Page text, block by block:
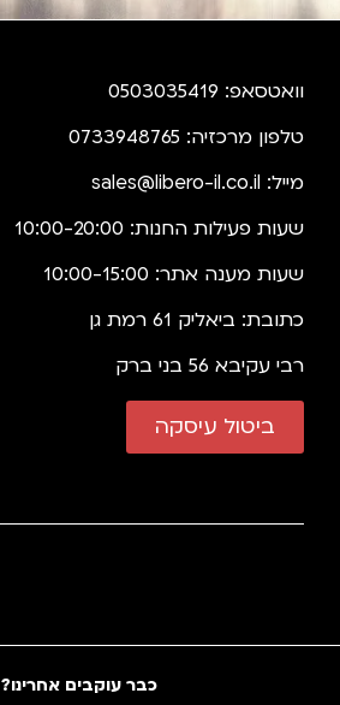
וואטסאפ: 0503035419
טלפון מרכזיה: 0733948765
מייל: sales@libero-il.co.il
שעות פעילות החנות: 10:00-20:00
שעות מענה אתר: 10:00-15:00
כתובת: ביאליק 61 רמת גן
רבי עקיבא 56 בני ברק
ביטול עיסקה
כבר עוקבים אחרינו?